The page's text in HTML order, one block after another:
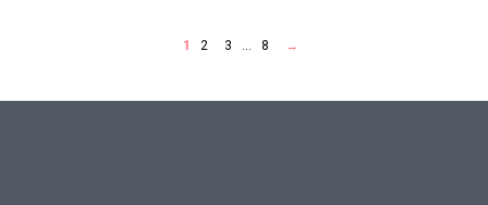
1 2 3 8 →